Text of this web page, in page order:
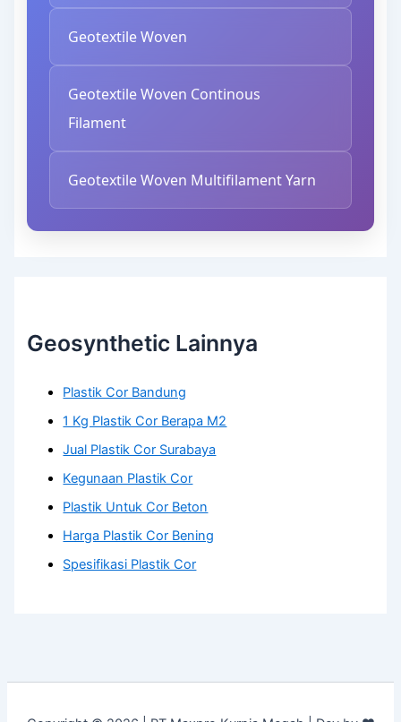
Geotextile Woven
Geotextile Woven Continous
Filament
Geotextile Woven Multifilament Yarn
Geosynthetic Lainnya
Plastik Cor Bandung
1 Kg Plastik Cor Berapa M2
Jual Plastik Cor Surabaya
Kegunaan Plastik Cor
Plastik Untuk Cor Beton
Harga Plastik Cor Bening
Spesifikasi Plastik Cor